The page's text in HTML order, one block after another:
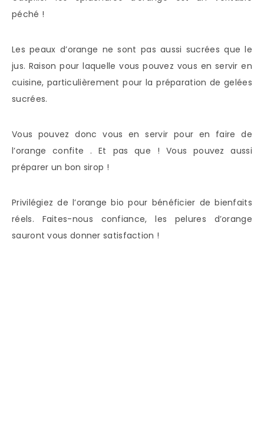
péché !
Les peaux d’orange ne sont pas aussi sucrées que le
jus. Raison pour laquelle vous pouvez vous en servir en
cuisine, particulièrement pour la préparation de gelées
sucrées.
Vous pouvez donc vous en servir pour en faire de
l’orange confite . Et pas que ! Vous pouvez aussi
préparer un bon sirop !
Privilégiez de l’orange bio pour bénéficier de bienfaits
réels. Faites-nous confiance, les pelures d’orange
sauront vous donner satisfaction !